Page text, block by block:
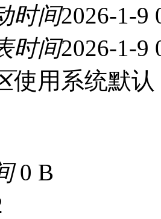
时间2026-1-9
时间2026-1-9
使用系统默认
0 B